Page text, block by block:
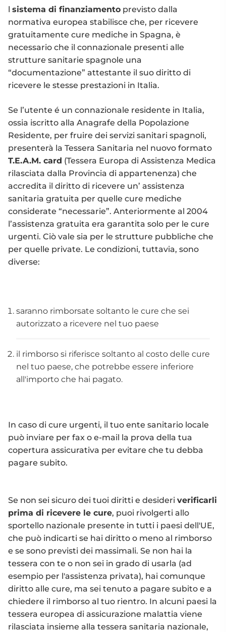
l sistema di finanziamento previsto dalla
normativa europea stabilisce che, per ricevere
gratuitamente cure mediche in Spagna, è
necessario che il connazionale presenti alle
strutture sanitarie spagnole una
“documentazione” attestante il suo diritto di
ricevere le stesse prestazioni in Italia.
Se l’utente é un connazionale residente in Italia,
ossia iscritto alla Anagrafe della Popolazione
Residente, per fruire dei servizi sanitari spagnoli,
presenterà la Tessera Sanitaria nel nuovo formato
T.E.A.M. card (Tessera Europa di Assistenza Medica
rilasciata dalla Provincia di appartenenza) che
accredita il diritto di ricevere un’ assistenza
sanitaria gratuita per quelle cure mediche
considerate “necessarie”. Anteriormente al 2004
l’assistenza gratuita era garantita solo per le cure
urgenti. Ciò vale sia per le strutture pubbliche che
per quelle private. Le condizioni, tuttavia, sono
diverse:
saranno rimborsate soltanto le cure che sei
autorizzato a ricevere nel tuo paese
il rimborso si riferisce soltanto al costo delle cure
nel tuo paese, che potrebbe essere inferiore
all'importo che hai pagato.
In caso di cure urgenti, il tuo ente sanitario locale
può inviare per fax o e-mail la prova della tua
copertura assicurativa per evitare che tu debba
pagare subito.
Se non sei sicuro dei tuoi diritti e desideri verificarli
prima di ricevere le cure, puoi rivolgerti allo
sportello nazionale presente in tutti i paesi dell'UE,
che può indicarti se hai diritto o meno al rimborso
e se sono previsti dei massimali. Se non hai la
tessera con te o non sei in grado di usarla (ad
esempio per l'assistenza privata), hai comunque
diritto alle cure, ma sei tenuto a pagare subito e a
chiedere il rimborso al tuo rientro. In alcuni paesi la
tessera europea di assicurazione malattia viene
rilasciata insieme alla tessera sanitaria nazionale,